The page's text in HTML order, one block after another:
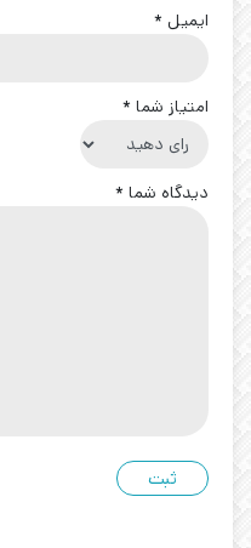
ایمیل *
امتیاز شما *
دیدگاه شما *